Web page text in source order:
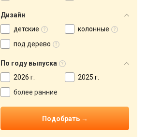
Дизайн
детские
колонные
под дерево
По году выпуска
2026 г.
2025 г.
более ранние